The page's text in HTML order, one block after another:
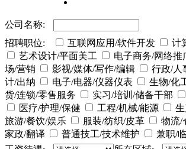
公司名称:
招聘职位:
互联网应用/软件开发
计
艺术设计/平面美工
电子商务/网络推
场/营销
影视/媒体/写作/编辑 行政/人
计/出纳
电子/电器/仪器仪表 生物/化
货/连锁/零售服务
实习/培训/储备干部
医疗/护理/保健
工程/机械/能源
旅游/餐饮/娱乐
服装/纺织/皮革 物流/
家政/翻译
普通技工/技术维护
兼职/